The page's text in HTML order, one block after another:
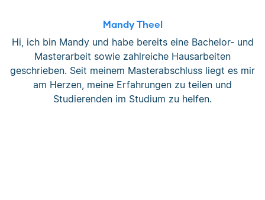
Mandy Theel
Hi, ich bin Mandy und habe bereits eine Bachelor- und
Masterarbeit sowie zahlreiche Hausarbeiten
geschrieben. Seit meinem Masterabschluss liegt es mir
am Herzen, meine Erfahrungen zu teilen und
Studierenden im Studium zu helfen.